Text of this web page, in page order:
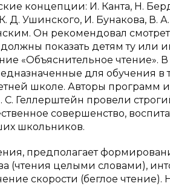
концепции: И. Канта, Н.
Д. Ушинского, И. Бунакова, В.
Он рекомендовал
показать детям ту или
«Объяснительное чтение».
для обучения в
школе. Авторы программ
Геллерштейн провели
совершенство,
школьников.
предполагает
(чтения целыми словами),
скорости (беглое